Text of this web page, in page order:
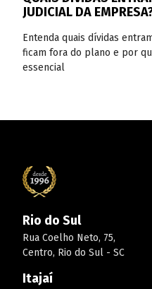
JUDICIAL DA
Entenda quais dívidas
ficam fora do plano e por
essencial
Rio do Sul
Rua Coelho Neto, 75,
Centro, Rio do Sul - SC
Itajaí